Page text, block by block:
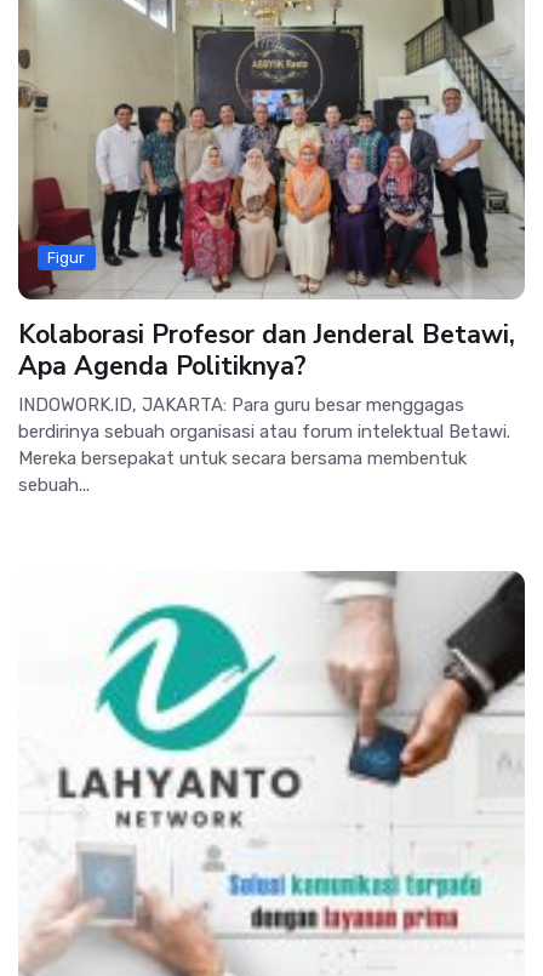
Figur
Kolaborasi Profesor dan Jenderal Betawi,
Apa Agenda Politiknya?
INDOWORK.ID, JAKARTA: Para guru besar menggagas
berdirinya sebuah organisasi atau forum intelektual Betawi.
Mereka bersepakat untuk secara bersama membentuk
sebuah...